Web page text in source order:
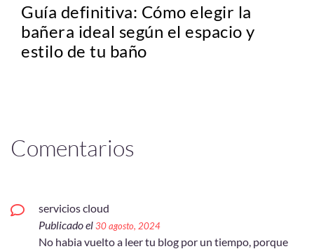
Guía definitiva: Cómo elegir la
bañera ideal según el espacio y
estilo de tu baño
Comentarios
servicios cloud
Publicado el30 agosto, 2024
No habia vuelto a leer tu blog por un tiempo, porque